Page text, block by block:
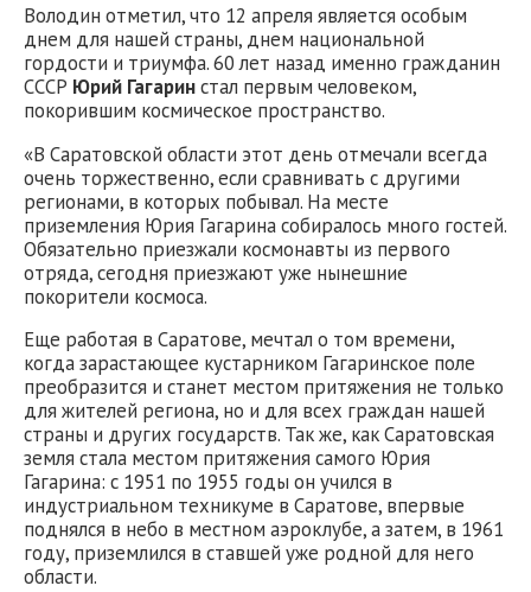
Володин отметил, что 12 апреля является особым
днем для нашей страны, днем национальной
гордости и триумфа. 60 лет назад именно гражданин
СССР Юрий Гагаринстал первым человеком,
покорившим космическое пространство.
«В Саратовской области этот день отмечали всегда
очень торжественно, если сравнивать с другими
регионами, в которых побывал. На месте
приземления Юрия Гагарина собиралось много гостей.
Обязательно приезжали космонавты из первого
отряда, сегодня приезжают уже нынешние
покорители космоса.
Еще работая в Саратове, мечтал о том времени,
когда зарастающее кустарником Гагаринское поле
преобразится и станет местом притяжения не только
для жителей региона, но и для всех граждан нашей
страны и других государств. Так же, как Саратовская
земля стала местом притяжения самого Юрия
Гагарина: с 1951 по 1955 годы он учился в
индустриальном техникуме в Саратове, впервые
поднялся в небо в местном аэроклубе, а затем, в 1961
году, приземлился в ставшей уже родной для него
области.